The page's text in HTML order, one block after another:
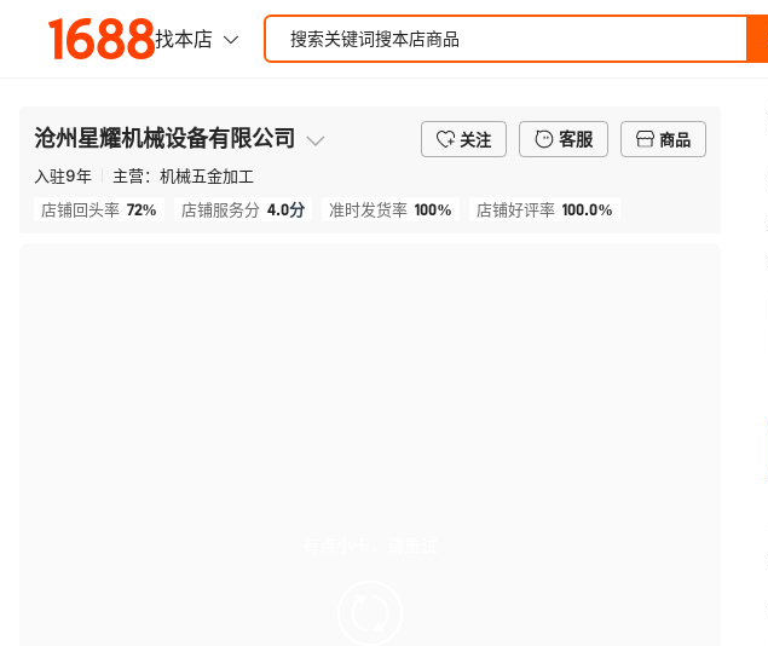
沧州星耀机械设备有限公司 关注 客服
商品
入驻9年 主营： 机械五金加工
店铺回头率 72% 店铺服务分 4.0分 准时发货率 100% 店铺好评率 100.0%